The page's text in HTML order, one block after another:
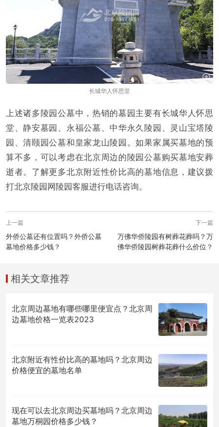
长城华人怀思堂
上述诸多陵园公墓中，热销的墓园主要有长城华人怀思
堂、静安墓园、永福公墓、中华永久陵园、灵山宝塔陵
园、清颐园公墓和皇家龙山陵园。如果家属买墓地的预
算不多，可以考虑在北京周边的陵园公墓购买墓地安葬
逝者。了解更多北京附近性价比高的墓地信息，建议拨
打北京陵园网陵园客服进行电话咨询。
上一篇
外侨公墓还有位置吗？外侨公墓
墓地价格多少钱？
下一篇
万佛华侨陵园有树葬花葬吗？万
佛华侨陵园树葬花葬什么价位？
相关文章推荐
北京周边墓地有哪些哪里便宜点？北京周
边墓地价格一览表2023
北京附近有性价比高的墓地吗？北京周边
价格便宜的墓地名单
现在可以去北京周边买墓地吗？北京周边
墓地万桐园价格多少钱？